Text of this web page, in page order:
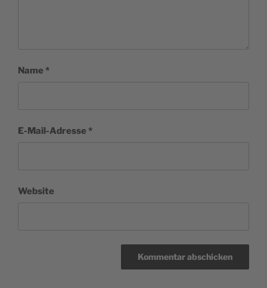
Name*
E-Mail-Adresse*
Website